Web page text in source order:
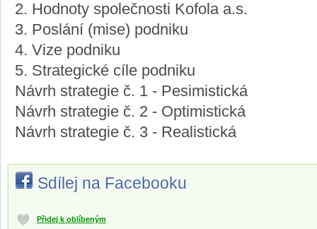
2. Hodnoty společnosti Kofola a.s.
3. Poslání (mise) podniku
4. Vize podniku
5. Strategické cíle podniku
Návrh strategie č. 1 - Pesimistická
Návrh strategie č. 2 - Optimistická
Návrh strategie č. 3 - Realistická
Sdílej na Facebooku
Přidej k oblíbeným